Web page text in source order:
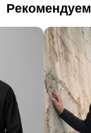
Рекомендуем